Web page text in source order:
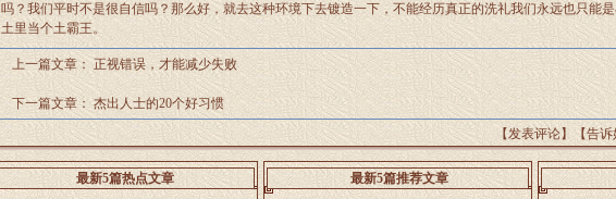
吗？我们平时不是很自信吗？那么好，就去这种环境下去镀造一下，不能经历真正的洗礼我们永远也只能
土里当个土霸王。
上一篇文章： 正视错误，才能减少失败
下一篇文章：杰出人士的20个好习惯
【发表评论】【告诉
最新5篇热点文章 最新5篇推荐文章